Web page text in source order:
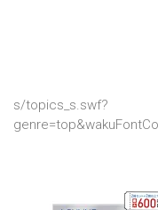
s/topics_s.swf?